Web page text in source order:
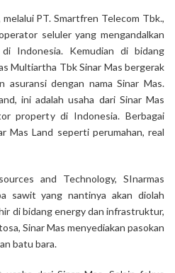
PT. Smartfren Telecom Tbk.,
seluler yang mengandalkan
Indonesia. Kemudian di bidang
Multiartha Tbk Sinar Mas bergerak
asuransi dengan nama Sinar Mas.
ini adalah usaha dari Sinar Mas
property di Indonesia. Berbagai
Mas Land seperti perumahan, real
and Technology, SInarmas
sawit yang nantinya akan diolah
di bidang energy dan infrastruktur,
Sinar Mas menyediakan pasokan
batu bara.